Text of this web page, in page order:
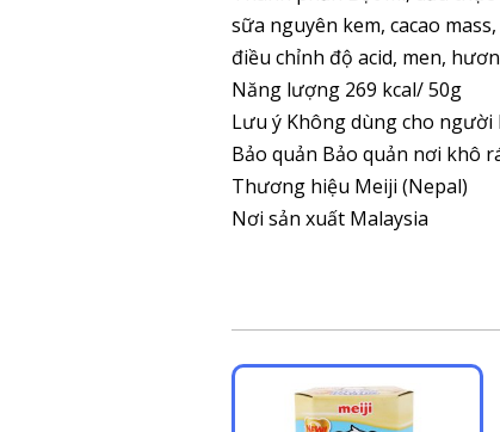
sữa nguyên kem, cacao
điều chỉnh độ acid, men,
Năng lượng 269 kcal/ 50g
Lưu ý Không dùng cho
Bảo quản Bảo quản nơi khô
Thương hiệu Meiji (Nepal)
Nơi sản xuất Malaysia